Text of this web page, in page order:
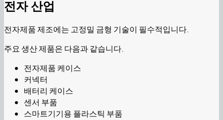
전자 산업
전자제품 제조에는 고정밀 금형 기술이 필수적입니다.
주요 생산 제품은 다음과 같습니다.
전자제품 케이스
커넥터
배터리 케이스
센서 부품
스마트기기용 플라스틱 부품